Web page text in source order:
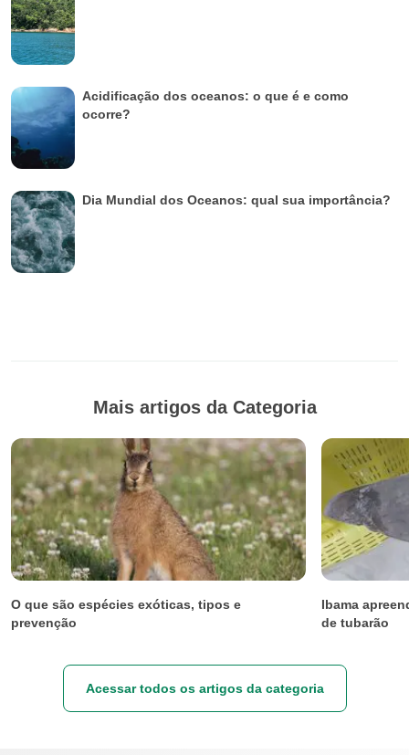
Acidificação dos oceanos: o que é e como
ocorre?
Dia Mundial dos Oceanos: qual sua importância?
Mais artigos da Categoria
O que são espécies exóticas, tipos e
prevenção
Ibama
de tubarão
Acessar todos os artigos da categoria